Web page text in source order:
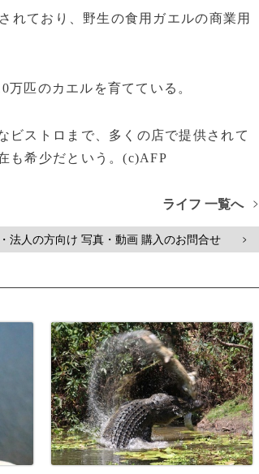
れており、野生の食用ガエルの商業用
万匹のカエルを育てている。
ストロまで、多くの店で提供されて
も希少だという。(c)AFP
ライフ 一覧へ >
法人の方向け 写真・動画 購入のお問合せ >